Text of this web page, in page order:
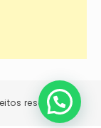
reservados.